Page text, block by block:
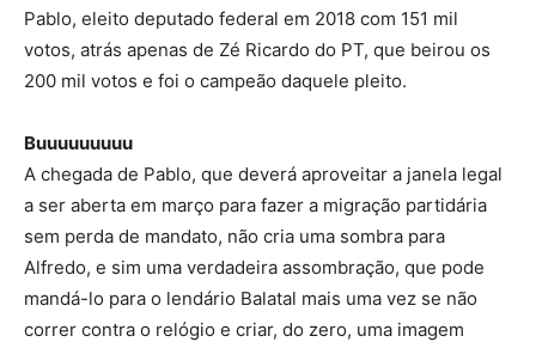
Pablo, eleito deputado federal em 2018 com 151 mil
votos, atrás apenas de Zé Ricardo do PT, que beirou os
200 mil votos e foi o campeão daquele pleito.
Buuuuuuuuu
A chegada de Pablo, que deverá aproveitar a janela legal
a ser aberta em março para fazer a migração partidária
sem perda de mandato, não cria uma sombra para
Alfredo, e sim uma verdadeira assombração, que pode
mandá-lo para o lendário Balatal mais uma vez se não
correr contra o relógio e criar, do zero, uma imagem